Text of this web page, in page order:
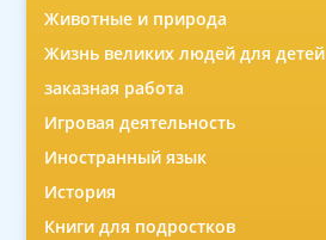
Животные и природа
Жизнь великих людей для детей
заказная работа
Игровая деятельность
Иностранный язык
История
Книги для подростков